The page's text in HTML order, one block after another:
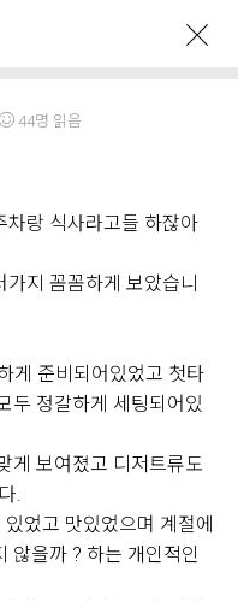
What's New
후기
Review
님들께서
중한 후기
44명 읽음
차랑 식사라고들 하잖아
지 꼼꼼하게 보았습니
게 준비되어있었고 첫타
두 정갈하게 세팅되어있
게 보여졌고 디저트류도
.
었고 맛있었으며 계절에
않을까 ? 하는 개인적인